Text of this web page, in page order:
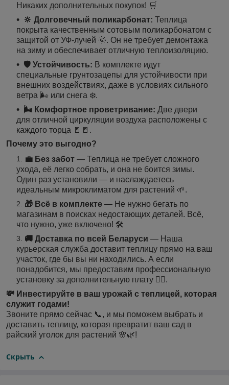
Никаких дополнительных покупок! 🛒
🔆 Долговечный поликарбонат: Теплица
покрыта качественным сотовым поликарбонатом с
защитой от УФ-лучей 🌞. Он не требует демонтажа
на зиму и обеспечивает отличную теплоизоляцию.
🛡️ Устойчивость: В комплекте идут
специальные грунтозацепы для устойчивости при
внешних воздействиях, даже в условиях сильного
ветра 🌬️ или снега ❄️.
🌬️ Комфортное проветривание: Две двери
для отличной циркуляции воздуха расположены с
каждого торца 🚪🚪.
Почему это выгодно?
💼 Без забот — Теплица не требует сложного
ухода, её легко собрать, и она не боится зимы.
Один раз установили — и наслаждаетесь
идеальным микроклиматом для растений 🌱.
🎁 Всё в комплекте — Не нужно бегать по
магазинам в поисках недостающих деталей. Всё,
что нужно, уже включено! 🛠️
🚚 Доставка по всей Беларуси — Наша
курьерская служба доставит теплицу прямо на ваш
участок, где бы вы ни находились. А если
понадобится, мы предоставим профессиональную
установку за дополнительную плату 👷‍♂️.
💸 Инвестируйте в ваш урожай с теплицей, которая
служит годами!
Звоните прямо сейчас 📞, и мы поможем выбрать и
доставить теплицу, которая превратит ваш сад в
райский уголок для растений 🌸🌿!
Скрыть